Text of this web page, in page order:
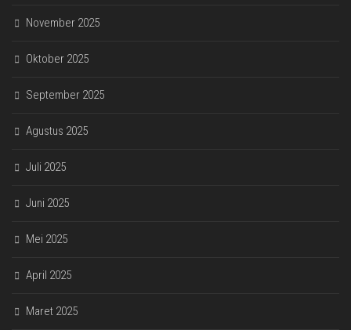
November 2025
Oktober 2025
September 2025
Agustus 2025
Juli 2025
Juni 2025
Mei 2025
April 2025
Maret 2025